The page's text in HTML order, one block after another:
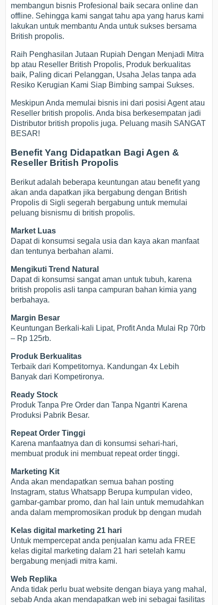
membangun bisnis Profesional baik secara online dan
offline. Sehingga kami sangat tahu apa yang harus kami
lakukan untuk membantu Anda untuk sukses bersama
British propolis.
Raih Penghasilan Jutaan Rupiah Dengan Menjadi Mitra
bp atau Reseller British Propolis, Produk berkualitas
baik, Paling dicari Pelanggan, Usaha Jelas tanpa ada
Resiko Kerugian Kami Siap Bimbing sampai Sukses.
Meskipun Anda memulai bisnis ini dari posisi Agent atau
Reseller british propolis. Anda bisa berkesempatan jadi
Distributor british propolis juga. Peluang masih SANGAT
BESAR!
Benefit Yang Didapatkan Bagi Agen &
Reseller British Propolis
Berikut adalah beberapa keuntungan atau benefit yang
akan anda dapatkan jika bergabung dengan British
Propolis di Sigli segerah bergabung untuk memulai
peluang bisnismu di british propolis.
Market Luas
Dapat di konsumsi segala usia dan kaya akan manfaat
dan tentunya berbahan alami.
Mengikuti Trend Natural
Dapat di konsumsi sangat aman untuk tubuh, karena
british propolis asli tanpa campuran bahan kimia yang
berbahaya.
Margin Besar
Keuntungan Berkali-kali Lipat, Profit Anda Mulai Rp 70rb
– Rp 125rb.
Produk Berkualitas
Terbaik dari Kompetitornya. Kandungan 4x Lebih
Banyak dari Kompetironya.
Ready Stock
Produk Tanpa Pre Order dan Tanpa Ngantri Karena
Produksi Pabrik Besar.
Repeat Order Tinggi
Karena manfaatnya dan di konsumsi sehari-hari,
membuat produk ini membuat repeat order tinggi.
Marketing Kit
Anda akan mendapatkan semua bahan posting
Instagram, status Whatsapp Berupa kumpulan video,
gambar-gambar promo, dan hal lain untuk memudahkan
anda dalam mempromosikan produk bp dengan mudah
Kelas digital marketing 21 hari
Untuk mempercepat anda penjualan kamu ada FREE
kelas digital marketing dalam 21 hari setelah kamu
bergabung menjadi mitra kami.
Web Replika
Anda tidak perlu buat website dengan biaya yang mahal,
sebab Anda akan mendapatkan web ini sebagai fasilitas